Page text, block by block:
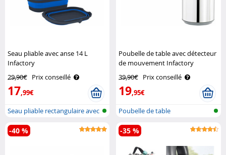
Seau pliable avec anse 14 L
Infactory
29,90€ Prix conseillé
17,99€
Seau pliable rectangulaire avec
ans..
Poubelle de table avec détecteur
de mouvement Infactory
39,90€ Prix conseillé
19,95€
Poubelle de table
-40 % -35 %